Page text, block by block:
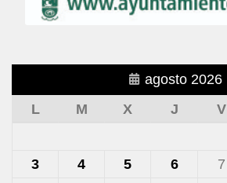
agosto 2026
L
M X J V
3
4 5 6 7